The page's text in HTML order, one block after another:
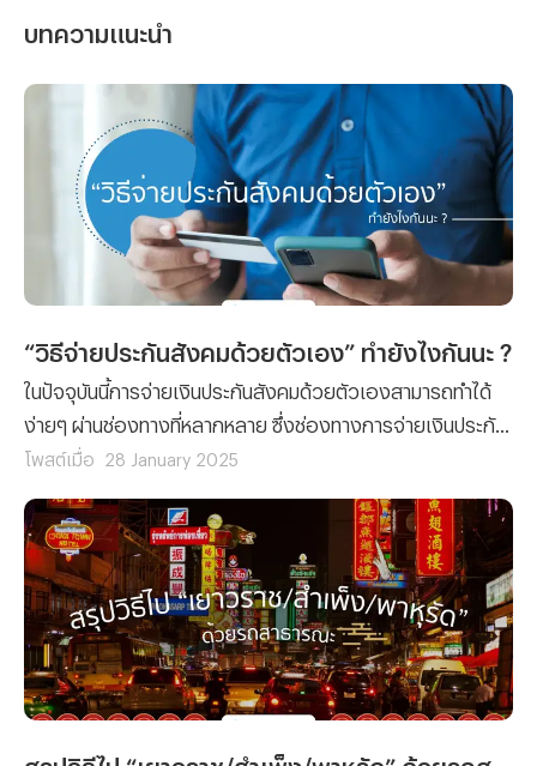
บทความแนะนำ
“วิธีจ่ายประกันสังคมด้วยตัวเอง” ทำยังไงกันนะ ?
ในปัจจุบันนี้การจ่ายเงินประกันสังคมด้วยตัวเองสามารถทำได้
ง่ายๆ ผ่านช่องทางที่หลากหลาย ซึ่งช่องทางการจ่ายเงินประกัน
สังคมด้วยตัวเองจะมีช่องทางไหนบ้างนั้น เราไปติดตามข้อมูล
โพสต์เมื่อ 28 January 2025